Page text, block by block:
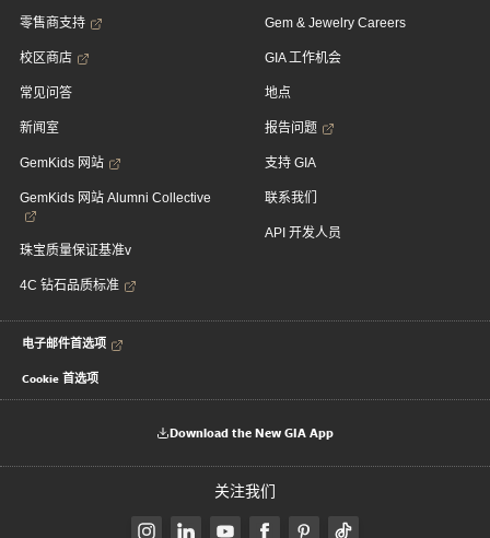
零售商支持
校区商店
常见问答
新闻室
GemKids 网站
GemKids 网站 Alumni Collective
珠宝质量保证基准v
4C 钻石品质标准
Gem & Jewelry Careers
GIA 工作机会
地点
报告问题
支持 GIA
联系我们
API 开发人员
电子邮件首选项
Cookie 首选项
Download the New GIA App
关注我们